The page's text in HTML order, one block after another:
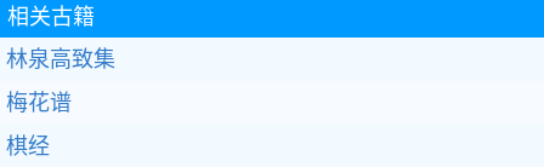
相关古籍
林泉高致集
梅花谱
棋经